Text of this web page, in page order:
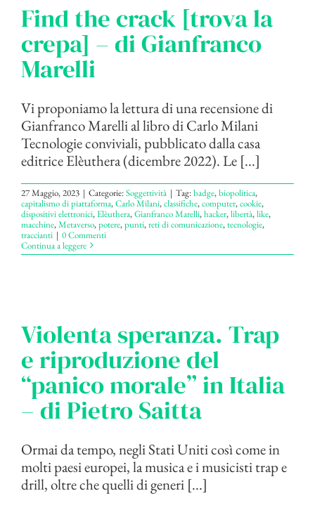
Find the crack [trova la
crepa] – di Gianfranco
Marelli
Vi proponiamo la lettura di una recensione di
Gianfranco Marelli al libro di Carlo Milani
Tecnologie conviviali, pubblicato dalla casa
editrice Elèuthera (dicembre 2022). Le [...]
27 Maggio, 2023 | Categorie:Soggettività | Tag:badge,biopolitica,
capitalismo di piattaforma,Carlo Milani,classifiche,computer,cookie,
dispositivi elettronici,Elèuthera,Gianfranco Marelli,hacker,libertà,like,
macchine,Metaverso,potere,punti,reti di comunicazione,tecnologie,
traccianti | 0 Commenti
Continua a leggere
Violenta speranza. Trap
e riproduzione del
“panico morale” in Italia
– di Pietro Saitta
Ormai da tempo, negli Stati Uniti così come in
molti paesi europei, la musica e i musicisti trap e
drill, oltre che quelli di generi [...]